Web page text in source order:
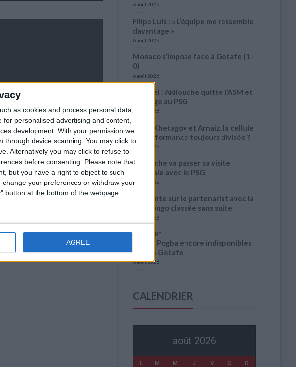
as cookies and process personal data,
personalised advertising and content,
development. With your permission we
through device scanning. You may click to
Alternatively you may click to refuse to
before consenting.
Please note that
but you have a right to object to such
change your preferences or withdraw your
button at the bottom of the webpage.
AGREE
6 août 2026
Filipe Luis : « L’équipe me ressemble
davantage »
6 août 2026
Monaco s’impose face à Getafe (1-
0)
6 août 2026
Officiel : Akliouche quitte l’ASM et
s’engage au PSG
6 août 2026
Entre Khetagov et Arnaiz, la cellule
de performance toujours divisée ?
6 août 2026
Akliouche va passer sa visite
médicale avec le PSG
6 août 2026
La plainte sur le partenariat avec la
R.D. Congo classée sans suite
6 août 2026
1 COMMENT
Fati et Pogba encore indisponibles
contre Getafe
6 août 2026
CALENDRIER
août 2026
L M M J V S D